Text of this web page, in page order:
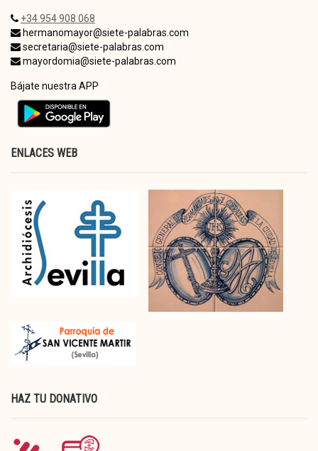
+34 954 908 068
hermanomayor@siete-palabras.com
secretaria@siete-palabras.com
mayordomia@siete-palabras.com
Bájate nuestra APP
ENLACES WEB
HAZ TU DONATIVO